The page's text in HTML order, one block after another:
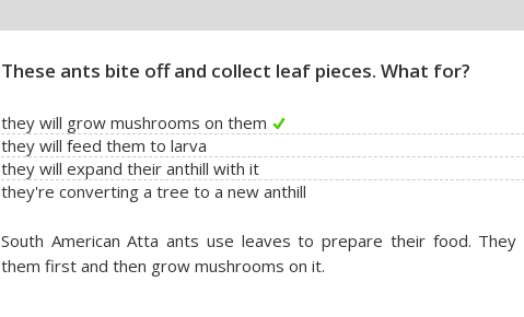
These ants bite off and collect leaf pieces. What for?
they will grow mushrooms on them
they will feed them to larva
they will expand their anthill with it
they're converting a tree to a new anthill
South American Atta ants use leaves to prepare their food. They
them first and then grow mushrooms on it.